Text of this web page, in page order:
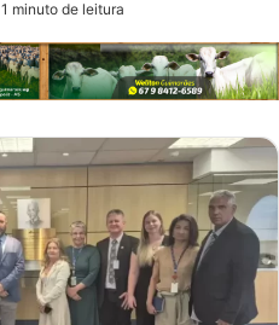
1 minuto de leitura